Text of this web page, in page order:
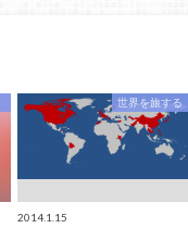
世界を旅する
2014.1.15